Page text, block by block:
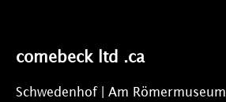
comebeck ltd .ca
Schwedenhof | Am Römermuseum